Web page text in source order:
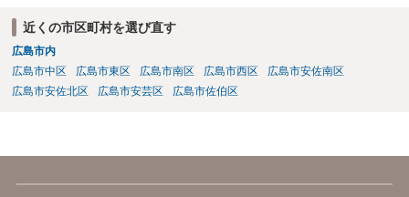
近くの市区町村を選び直す
広島市内
広島市中区
広島市東区 広島市南区 広島市西区
広島市安佐南区
広島市安佐北区
広島市安芸区 広島市佐伯区